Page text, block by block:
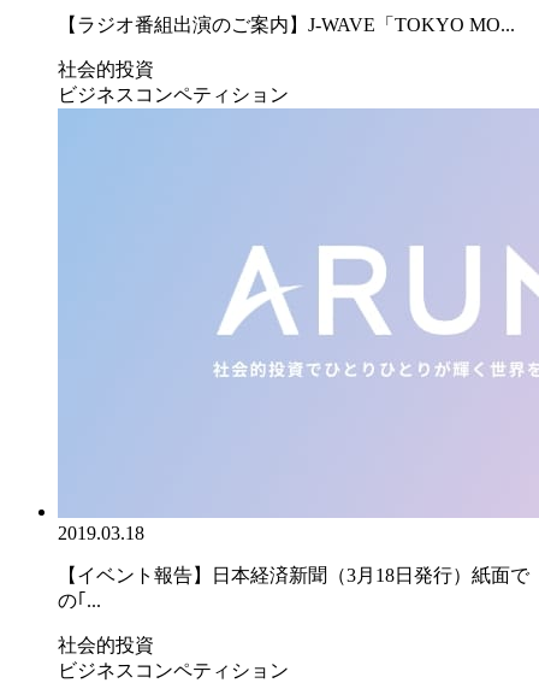
【ラジオ番組出演のご案内】J-WAVE「TOKYO MO...
社会的投資
ビジネスコンペティション
2019.03.18
【イベント報告】日本経済新聞（3月18日発行）紙面で
の｢...
社会的投資
ビジネスコンペティション